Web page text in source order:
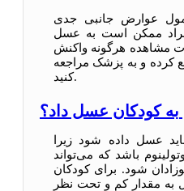
عوارض جانبی جدی
ممکن است به عسل
مشاهده هرگونه واکنش
کرده و به پزشک مراجعه
کنید.
به کودکان عسل داد؟
عسل داده شود زیرا
باشد که می‌تواند
شود. برای کودکان
مقدار کم و تحت نظر